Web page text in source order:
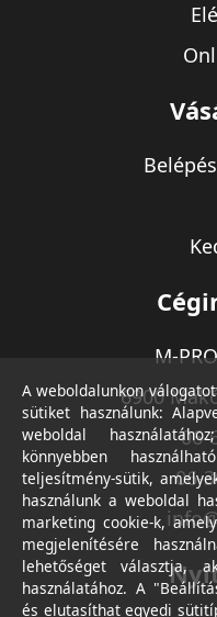
M-
6900
06-
06-
A weboldalunkon
sütiket használunk:
weboldal
könnyebben
teljesítmény-sütik,
használunk a weboldal
marketing cookie-k,
megjelenítésére
lehetőséget választja,
használatához. A
és elutasíthat egyedi